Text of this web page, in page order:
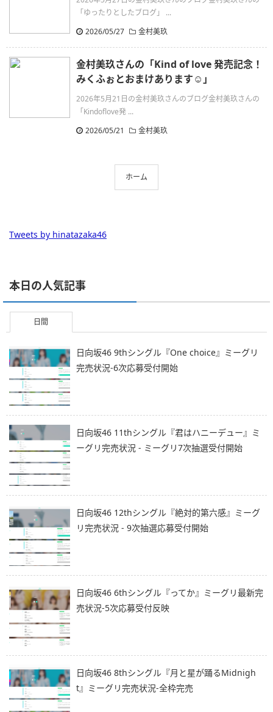
「ゆったりとしたブログ」 ...
2026/05/27
金村美玖
金村美玖さんの「Kind of love 発売記念！
みくふぉとおまけあります☺️」
2026年5月21日の金村美玖さんのブログ金村美玖さんの
「Kindoflove発 ...
2026/05/21
金村美玖
ホーム
Tweets by hinatazaka46
本日の人気記事
日間
日向坂46 9thシングル『One choice』ミーグリ
完売状況-6次応募受付開始
日向坂46 11thシングル『君はハニーデュー』ミ
ーグリ完売状況 - ミーグリ7次抽選受付開始
日向坂46 12thシングル『絶対的第六感』ミーグ
リ完売状況 - 9次抽選応募受付開始
日向坂46 6thシングル『ってか』ミーグリ最新完
売状況-5次応募受付反映
日向坂46 8thシングル『月と星が踊るMidnigh
t』ミーグリ完売状況-全枠完売